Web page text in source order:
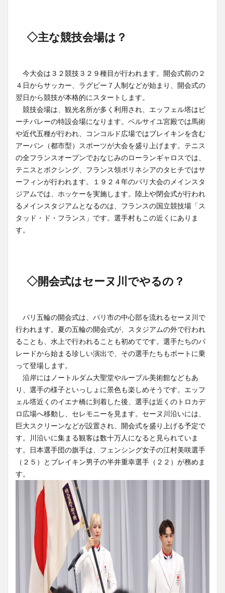
◇主な競技会場は？
今大会は３２競技３２９種目が行われます。開会式前の２
４日からサッカー、ラグビー７人制などが始まり、開会式の
翌日から競技が本格的にスタートします。
競技会場は、観光名所が多く利用され、エッフェル塔はビ
ーチバレーの特設会場になります。ベルサイユ宮殿では馬術
や近代五種が行われ、コンコルド広場ではブレイキンを含む
アーバン（都市型）スポーツが大会を盛り上げます。テニス
の全フランスオープンでおなじみのローランギャロスでは、
テニスとボクシング、フランス領ポリネシアのタヒチではサ
ーフィンが行われます。１９２４年のパリ大会のメインスタ
ジアムでは、ホッケーを実施します。陸上や閉会式が行われ
るメインスタジアムとなるのは、フランスの国立競技場「ス
タッド・ド・フランス」です。選手村もこの近くにありま
す。
◇開会式はセーヌ川でやるの？
パリ五輪の開会式は、パリ市の中心部を流れるセーヌ川で
行われます。夏の五輪の開会式が、スタジアムの外で行われ
ることも、水上で行われることも初めてです。選手たちのパ
レードから始まる珍しい演出で、その選手たちもボートに乗
って登場します。
沿岸にはノートルダム大聖堂やルーブル美術館などもあ
り、選手の様子といっしょに景色も楽しめそうです。エッフ
ェル塔近くのイエナ橋に到着した後、選手は近くのトロカデ
ロ広場へ移動し、セレモニーを見ます。セーヌ川沿いには、
巨大スクリーンなどが設置され、開会式を盛り上げる予定で
す。川沿いに集まる観客は数十万人になると見られていま
す。日本選手団の旗手は、フェンシング女子の江村美咲選手
（２５）とブレイキン男子の半井重幸選手（２２）が務めま
す。